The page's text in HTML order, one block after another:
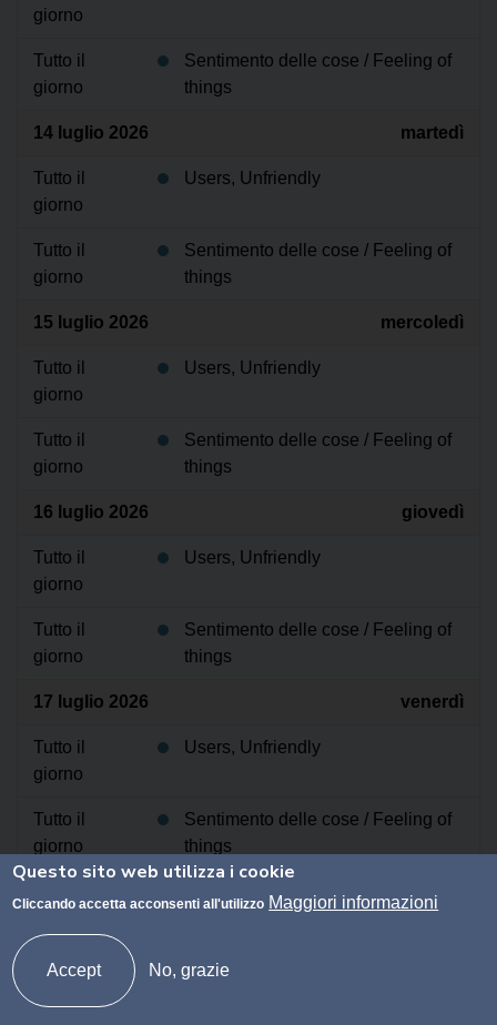
giorno
Tutto il
giorno
Sentimento delle cose / Feeling of
things
14 luglio 2026 martedì
Tutto il
giorno
Users, Unfriendly
Tutto il
giorno
Sentimento delle cose / Feeling of
things
15 luglio 2026 mercoledì
Tutto il
giorno
Users, Unfriendly
Tutto il
giorno
Sentimento delle cose / Feeling of
things
16 luglio 2026 giovedì
Tutto il
giorno
Users, Unfriendly
Tutto il
giorno
Sentimento delle cose / Feeling of
things
17 luglio 2026 venerdì
Tutto il
giorno
Users, Unfriendly
Tutto il
giorno
Sentimento delle cose / Feeling of
things
sabato
Tutto il
giorno
Tutto il
Questo sito web utilizza i cookie
Cliccando accetta acconsenti all'utilizzo Maggiori informazioni
Accept No, grazie